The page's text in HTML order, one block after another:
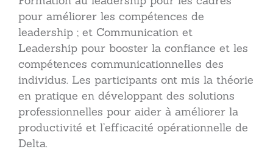
pour améliorer les compétences de
leadership ; et Communication et
Leadership pour booster la confiance et les
compétences communicationnelles des
individus. Les participants ont mis la théorie
en pratique en développant des solutions
professionnelles pour aider à améliorer la
productivité et l’efficacité opérationnelle de
Delta.